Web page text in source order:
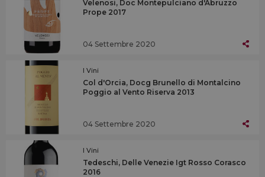
Velenosi, Doc Montepulciano d'Abruzzo
Prope 2017
04 Settembre 2020
I Vini
Col d'Orcia, Docg Brunello di Montalcino
Poggio al Vento Riserva 2013
04 Settembre 2020
I Vini
Tedeschi, Delle Venezie Igt Rosso Corasco
2016